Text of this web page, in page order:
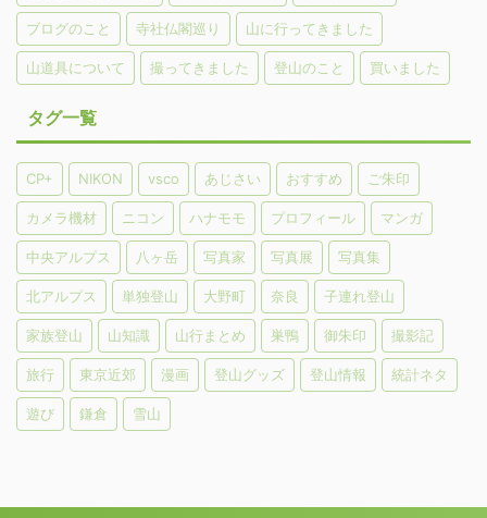
ブログのこと 寺社仏閣巡り 山に行ってきました
山道具について 撮ってきました 登山のこと 買いました
タグ一覧
CP+ NIKON vsco あじさい おすすめ ご朱印
カメラ機材 ニコン ハナモモ プロフィール マンガ
中央アルプス 八ヶ岳 写真家 写真展 写真集
北アルプス 単独登山 大野町 奈良 子連れ登山
家族登山 山知識 山行まとめ 巣鴨 御朱印 撮影記
旅行 東京近郊 漫画 登山グッズ 登山情報 統計ネタ
遊び 鎌倉 雪山